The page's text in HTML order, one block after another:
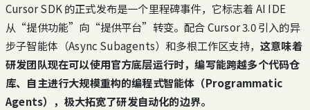
Cursor SDK 的正式发布是一个里程碑事件，它标志着 AI IDE
从“提供功能”向“提供平台”转变。配合 Cursor 3.0 引入的异
步子智能体（Async Subagents）和多根工作区支持， 这意味着
研发团队现在可以使用官方底层运行时，编写能跨越多个代码仓
库、自主进行大规模重构的编程式智能体（Programmatic
Agents），极大拓宽了研发自动化的边界。